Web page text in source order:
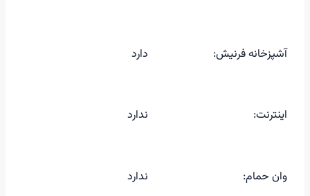
آشپزخانه فرنیش: دارد
اینترنت: ندارد
وان حمام: ندارد